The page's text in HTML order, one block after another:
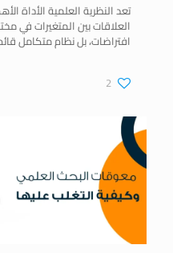
تعد النظرية العلمية الأداة
العلاقات بين المتغيرات في
افتراضات، بل نظام متكامل
2